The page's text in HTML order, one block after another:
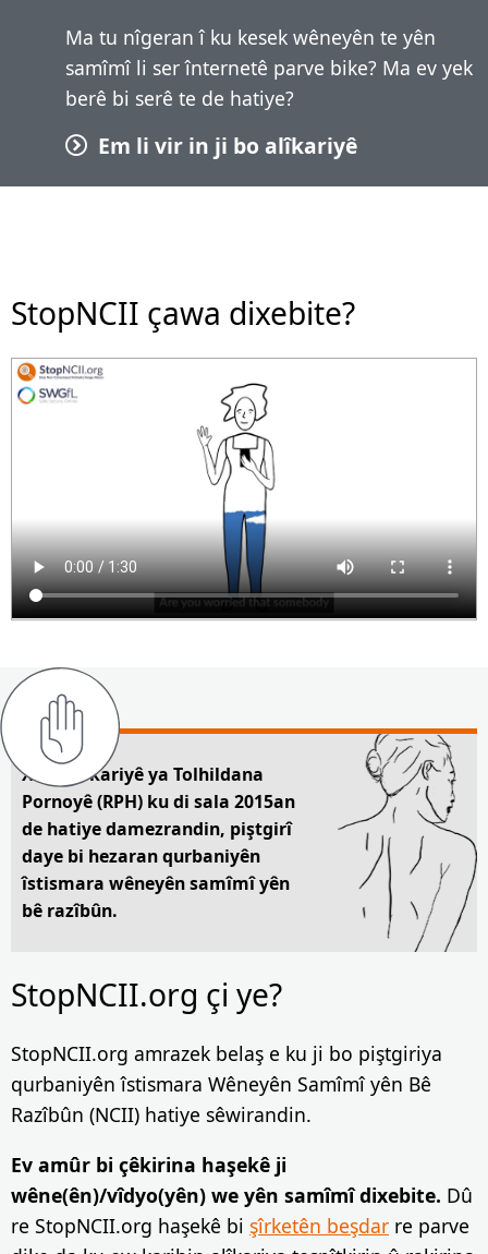
Ma tu nîgeran î ku kesek wêneyên te yên
samîmî li ser înternetê parve bike? Ma ev yek
berê bi serê te de hatiye?
Em li vir in ji bo alîkariyê
StopNCII çawa dixebite?
Xeta Alîkariyê ya Tolhildana
Pornoyê (RPH) ku di sala 2015an
de hatiye damezrandin, piştgirî
daye bi hezaran qurbaniyên
îstismara wêneyên samîmî yên
bê razîbûn.
StopNCII.org çi ye?
StopNCII.org amrazek belaş e ku ji bo piştgiriya
qurbaniyên îstismara Wêneyên Samîmî yên Bê
Razîbûn (NCII) hatiye sêwirandin.
Ev amûr bi çêkirina haşekê ji
wêne(ên)/vîdyo(yên) we yên samîmî dixebite. Dû
re StopNCII.org haşekê bi şîrketên beşdar re parve